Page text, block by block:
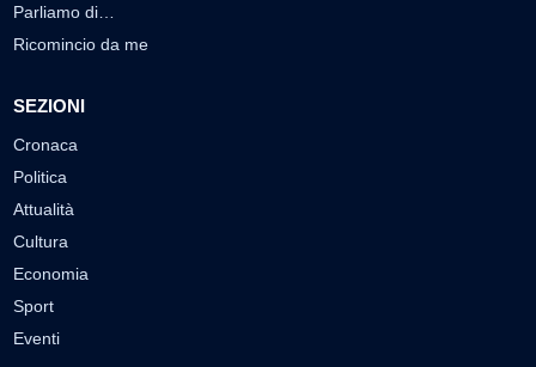
Parliamo di…
Ricomincio da me
SEZIONI
Cronaca
Politica
Attualità
Cultura
Economia
Sport
Eventi